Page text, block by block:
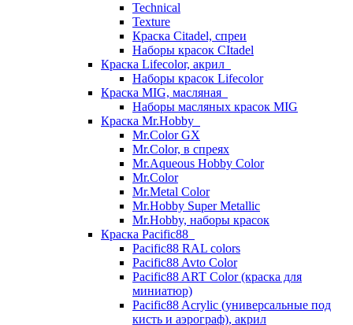
Technical
Texture
Краска Citadel, спреи
Наборы красок CItadel
Краска Lifecolor, акрил
Наборы красок Lifecolor
Краска MIG, масляная
Наборы масляных красок MIG
Краска Mr.Hobby
Mr.Color GX
Mr.Color, в спреях
Mr.Aqueous Hobby Color
Mr.Color
Mr.Metal Color
Mr.Hobby Super Metallic
Mr.Hobby, наборы красок
Краска Pacific88
Pacific88 RAL colors
Pacific88 Avto Color
Pacific88 ART Color (краска для
миниатюр)
Pacific88 Acrylic (универсальные под
кисть и аэрограф), акрил